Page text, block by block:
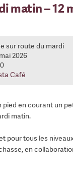
matin – 12
sur route du mardi
2026
Café
pied en courant un
matin.
pour tous les
en